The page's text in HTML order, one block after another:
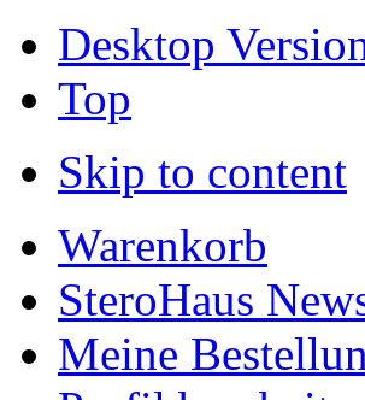
Desktop
Top
Skip to content
Warenkorb
SteroHaus
Meine